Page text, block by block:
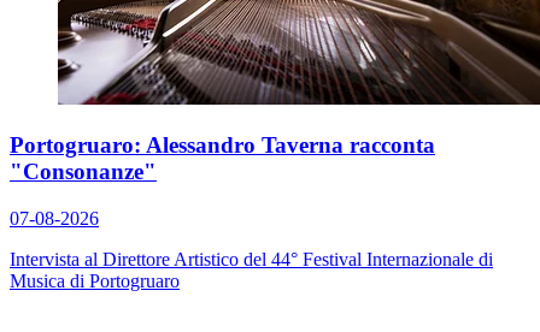
Portogruaro: Alessandro Taverna racconta
"Consonanze"
07-08-2026
Intervista al Direttore Artistico del 44° Festival Internazionale di
Musica di Portogruaro